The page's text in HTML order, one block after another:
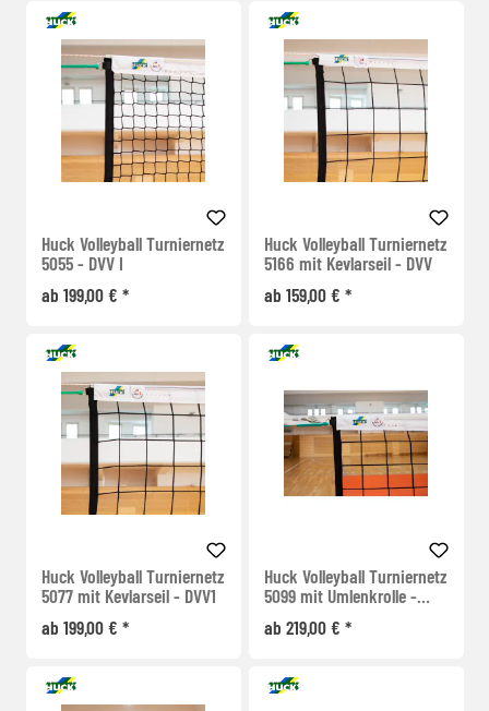
Huck Volleyball Turniernetz
5055 - DVV I
ab 199,00 € *
Huck Volleyball Turniernetz
5166 mit Kevlarseil - DVV
ab 159,00 € *
Huck Volleyball Turniernetz
5077 mit Kevlarseil - DVV1
ab 199,00 € *
Huck Volleyball Turniernetz
5099 mit Umlenkrolle -
ab 219,00 € *